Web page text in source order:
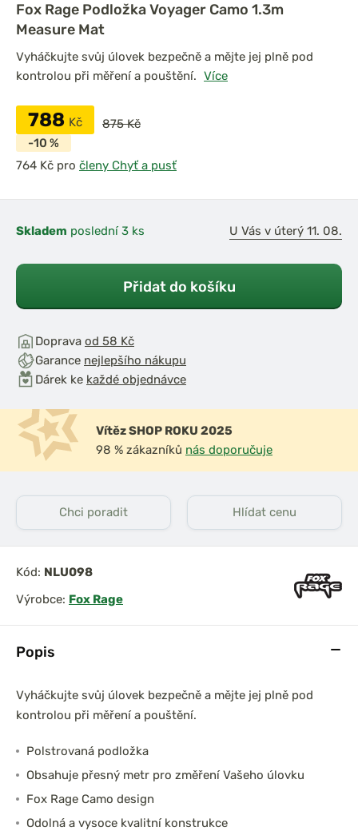
Popis
Vyháčkujte svůj úlovek bezpečně a mějte jej plně pod
kontrolou při měření a pouštění.
Polstrovaná podložka
Obsahuje přesný metr pro změření Vašeho úlovku
Fox Rage Camo design
Odolná a vysoce kvalitní konstrukce
Fox Rage Podložka Voyager Camo 1.3m
Measure Mat
Vyháčkujte svůj úlovek bezpečně a mějte jej plně pod
kontrolou při měření a pouštění. Více
788 Kč
875 Kč
-10 %
pro členy Chyť a pusť
Skladem poslední 3 ks U Vás v úterý 11. 08.
Přidat do košíku
Doprava od 58 Kč
Garance nejlepšího nákupu
Dárek ke každé objednávce
Vítěz SHOP ROKU 2025
98 % zákazníků nás doporučuje
Chci poradit Hlídat cenu
Kód: NLU098
Výrobce: Fox Rage